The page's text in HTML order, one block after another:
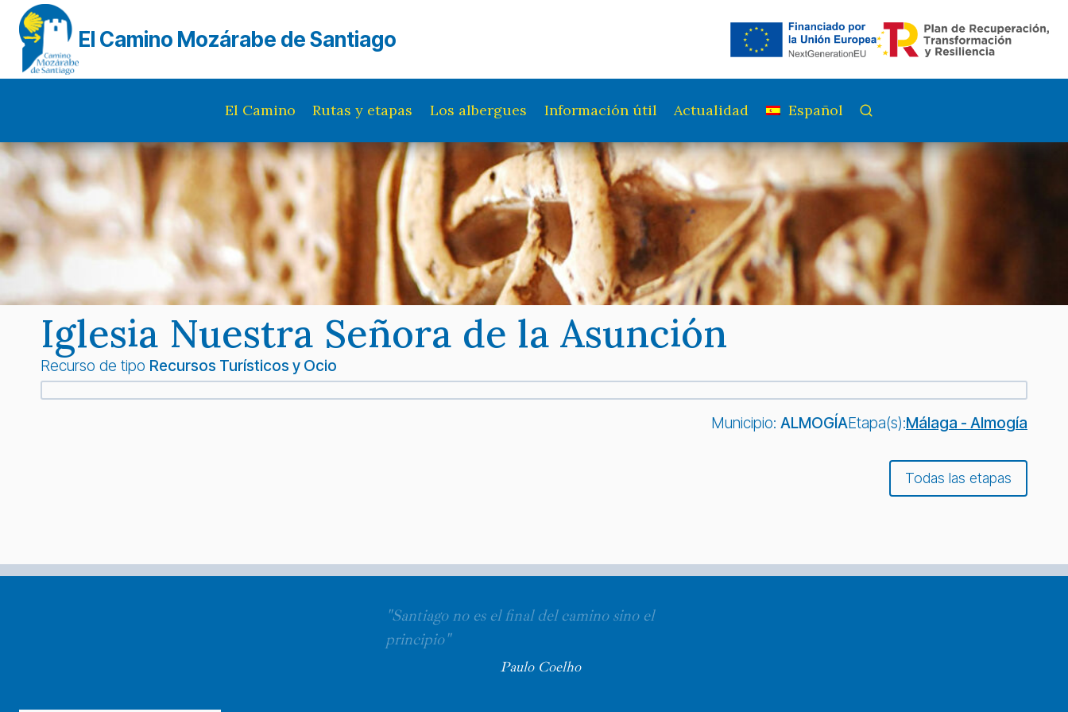
Saltar
contenido
El Camino Mozárabe de Santiago
El Camino Rutas y etapas Los albergues Información útil Actualidad Español
Iglesia Nuestra Señora de la Asunción
Recurso de tipo Recursos Turísticos y Ocio
Municipio: ALMOGÍAEtapa(s):Málaga - Almogía
Todas las etapas
"Santiago no es el final del camino sino el
principio"
Paulo Coelho